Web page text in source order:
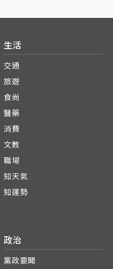
生活
交通
旅遊
食尚
醫藥
消費
文教
職場
知天氣
知運勢
政治
黨政要聞